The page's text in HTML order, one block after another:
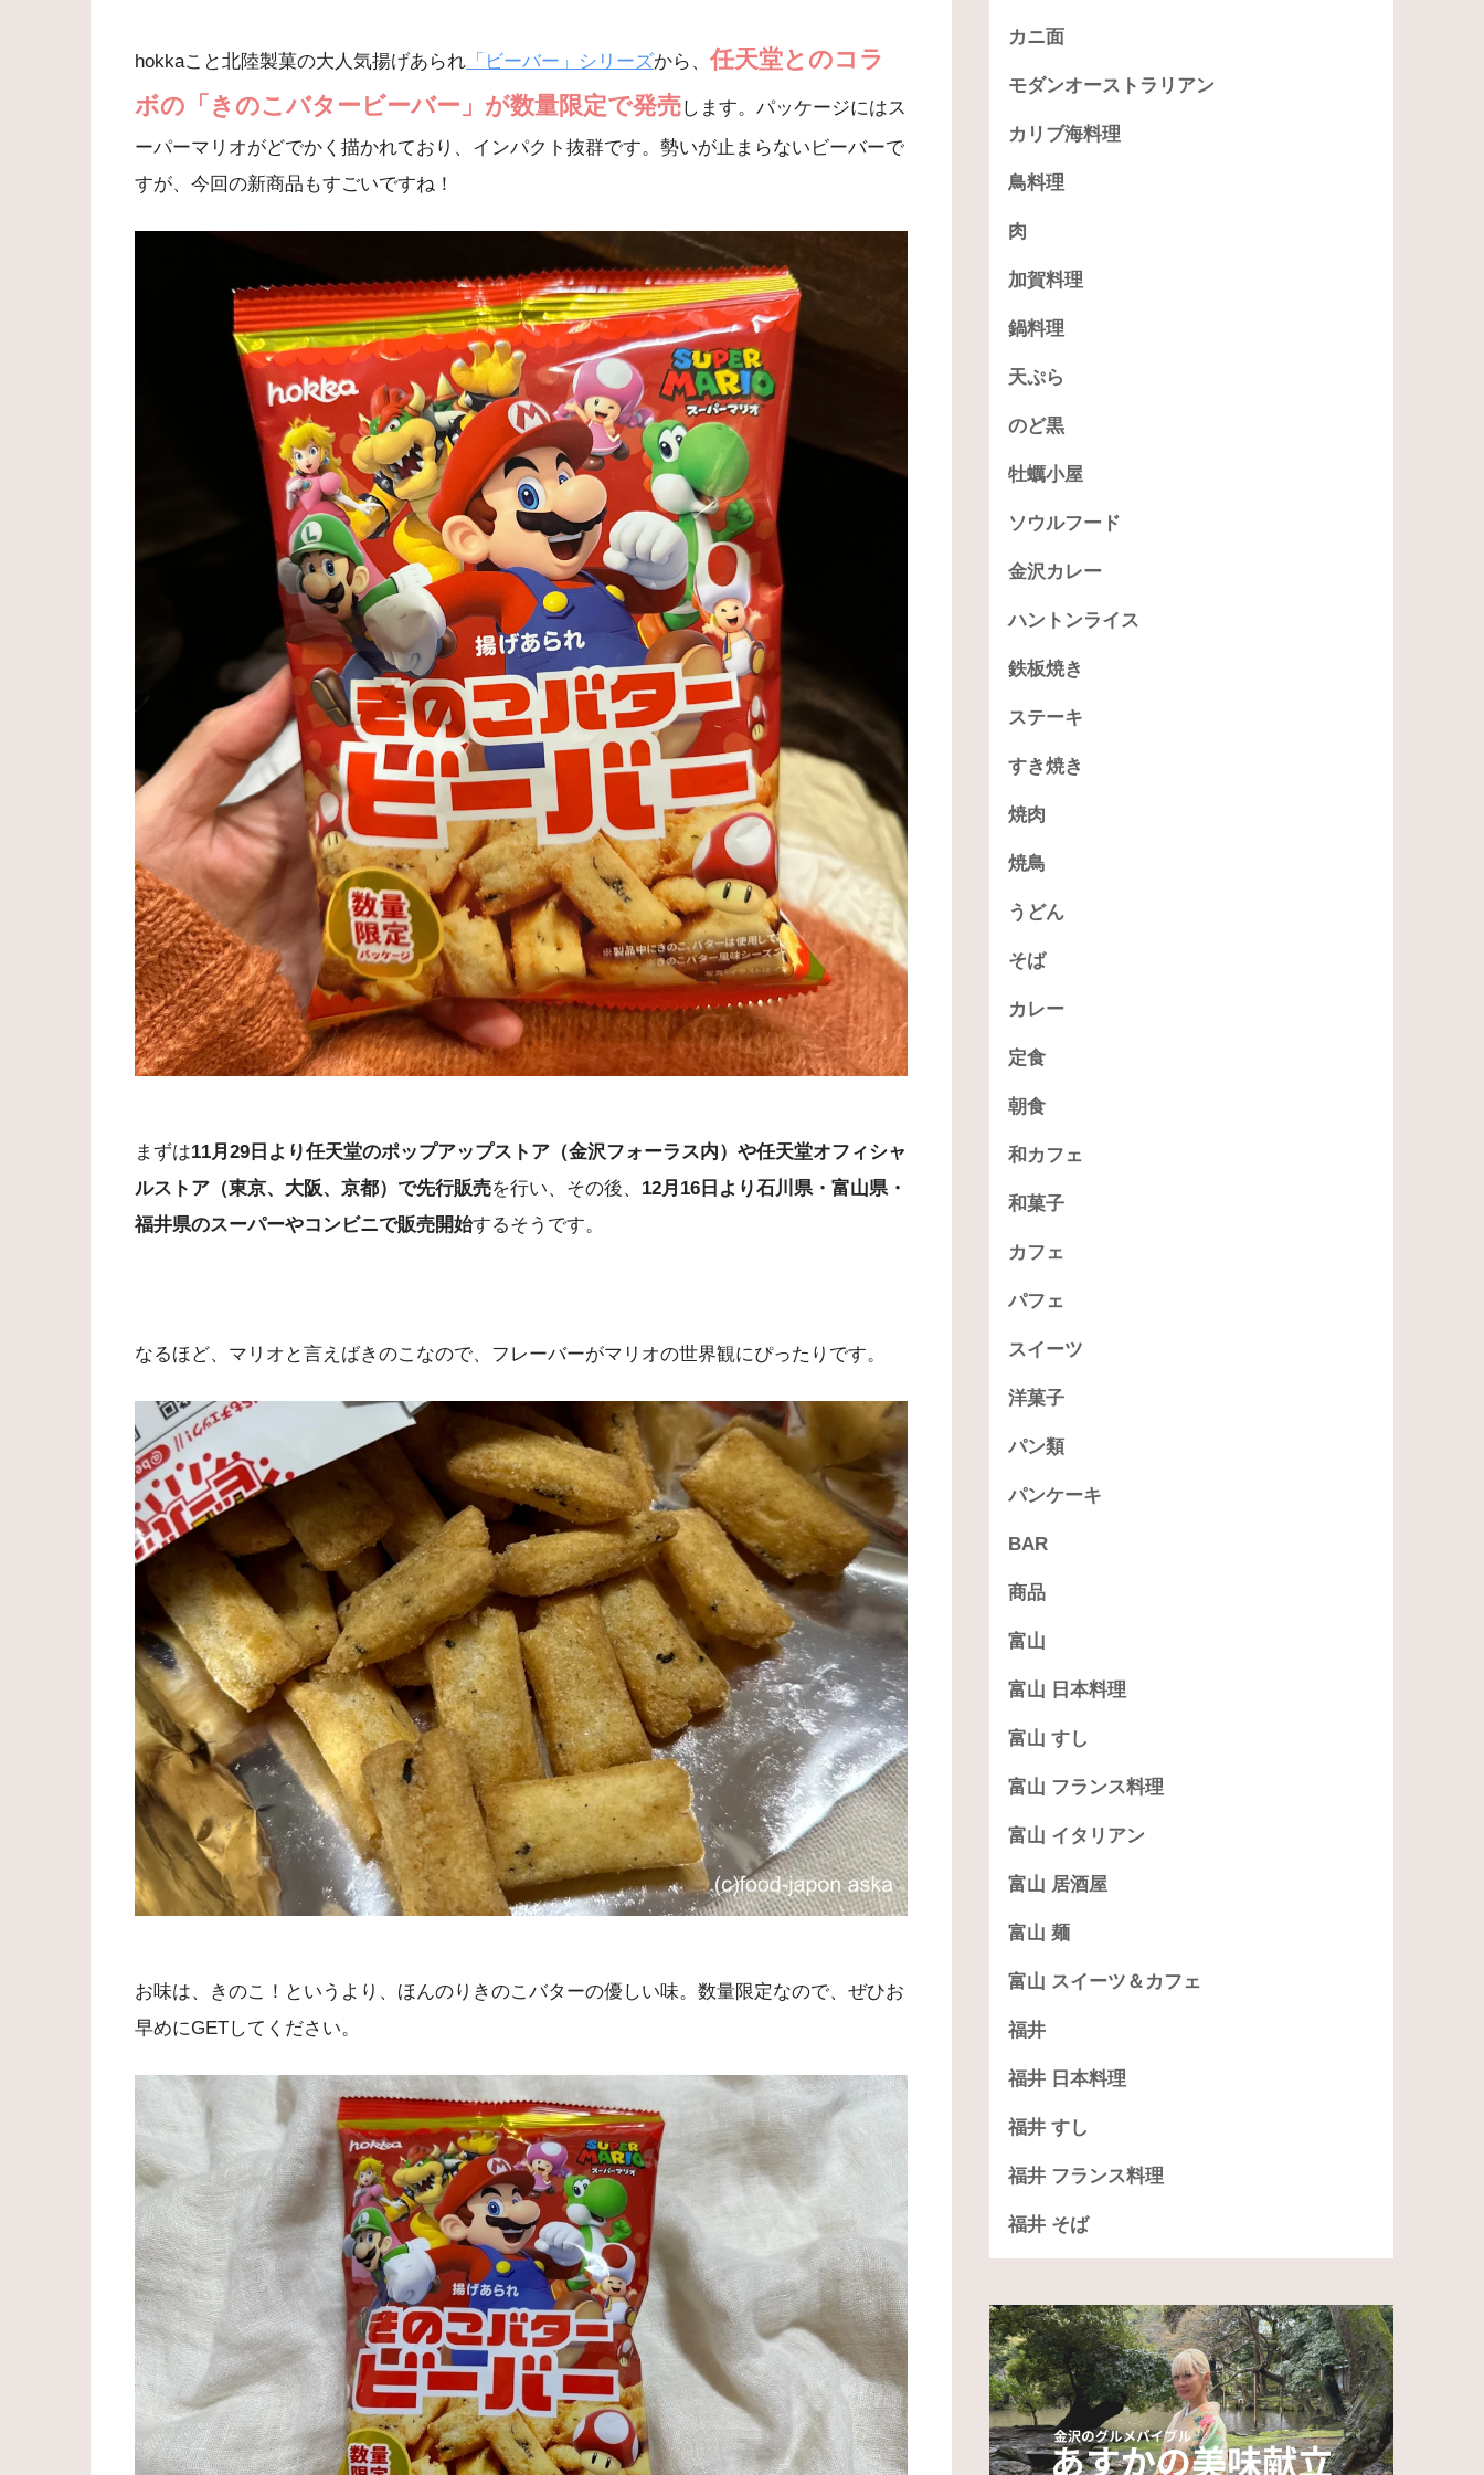
hokkaこと北陸製菓の大人気揚げあられ 「ビーバー」シリーズから、 任天堂とのコラ
ボの「きのこバタービーバー」が数量限定で発売します。パッケージにはス
ーパーマリオがどでかく描かれており、インパクト抜群です。勢いが止まらないビーバーで
すが、今回の新商品もすごいですね！
まずは11月29日より任天堂のポップアップストア（金沢フォーラス内）や任天堂オフィシャ
ルストア（東京、大阪、京都）で先行販売を行い、その後、 12月16日より石川県・富山県・
福井県のスーパーやコンビニで販売開始するそうです。
なるほど、マリオと言えばきのこなので、フレーバーがマリオの世界観にぴったりです。
お味は、きのこ！というより、ほんのりきのこバターの優しい味。数量限定なので、ぜひお
早めにGETしてください。
カニ面
モダンオーストラリアン
カリブ海料理
鳥料理
肉
加賀料理
鍋料理
天ぷら
のど黒
牡蠣小屋
ソウルフード
金沢カレー
ハントンライス
鉄板焼き
ステーキ
すき焼き
焼肉
焼鳥
うどん
そば
カレー
定食
朝食
和カフェ
和菓子
カフェ
パフェ
スイーツ
洋菓子
パン類
パンケーキ
BAR
商品
富山
富山 日本料理
富山 すし
富山 フランス料理
富山 イタリアン
富山 居酒屋
富山 麺
富山 スイーツ＆カフェ
福井
福井 日本料理
福井 すし
福井 フランス料理
福井 そば